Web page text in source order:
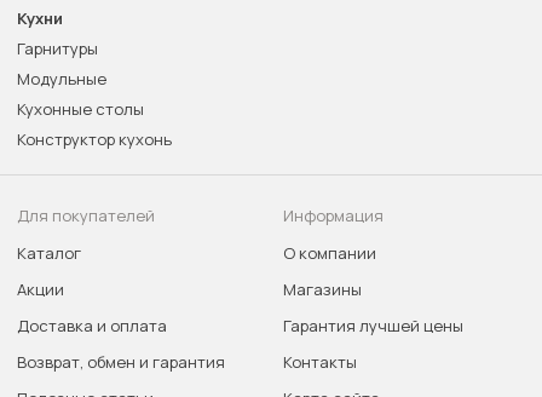
Кухни
Гарнитуры
Модульные
Кухонные столы
Конструктор кухонь
Для покупателей
Каталог
Акции
Доставка и оплата
Возврат, обмен и гарантия
Информация
О компании
Магазины
Гарантия лучшей цены
Контакты